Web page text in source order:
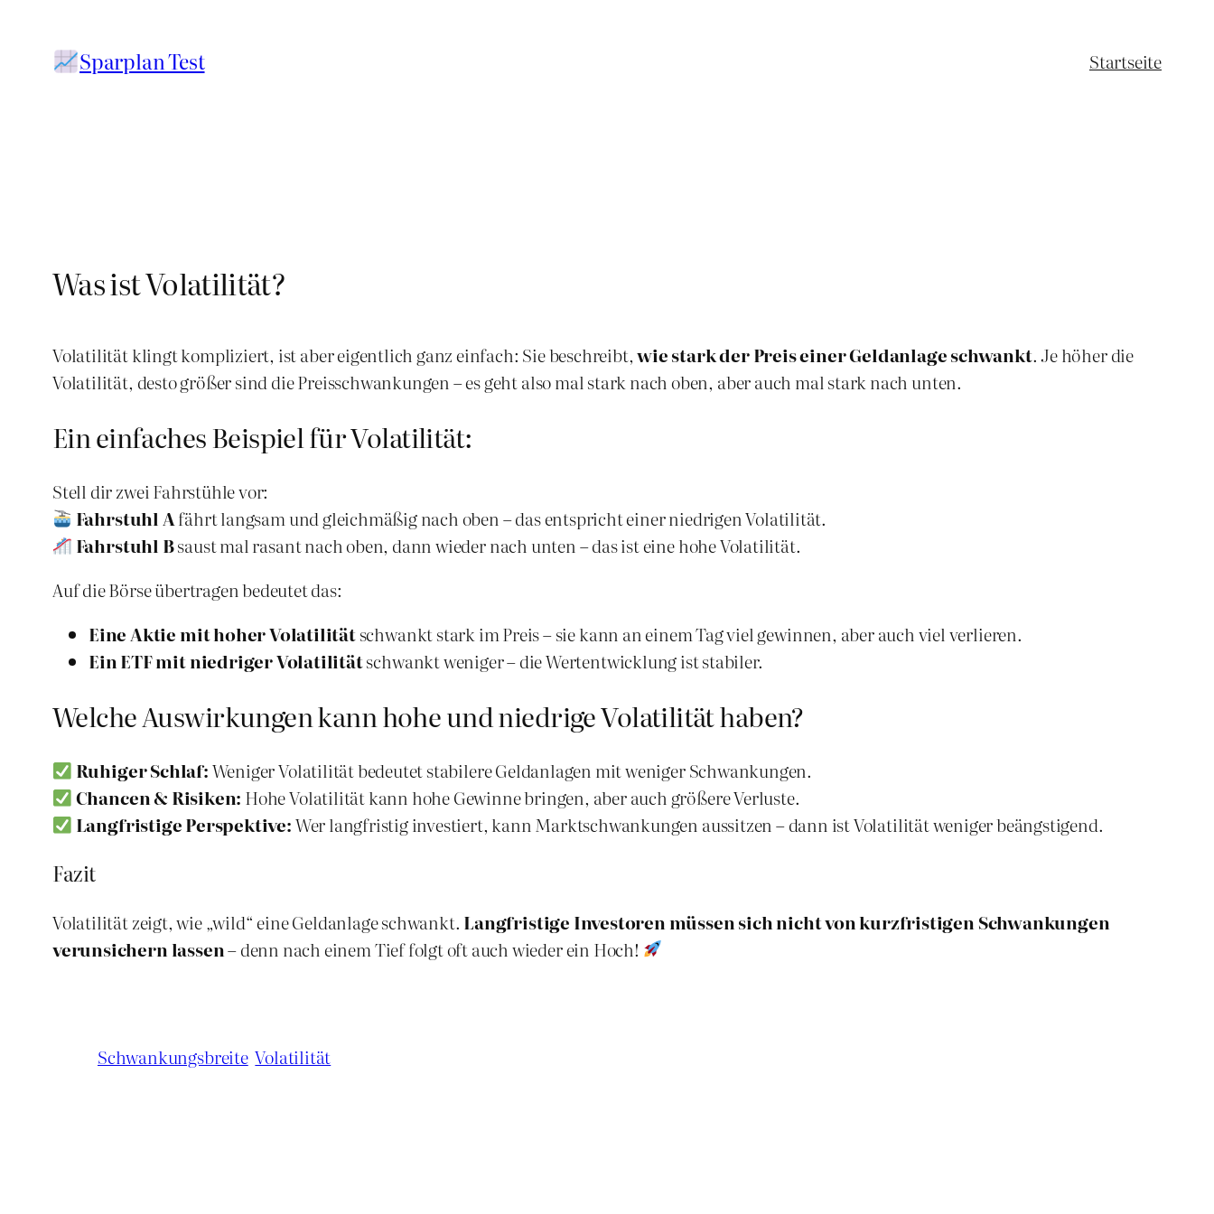
springen Sparplan Test Startseite
Was ist Volatilität?
Volatilität klingt kompliziert, ist aber eigentlich ganz einfach: Sie beschreibt,wie stark der Preis einer Geldanlage schwankt. Je höher die
Volatilität, desto größer sind die Preisschwankungen – es geht also mal stark nach oben, aber auch mal stark nach unten.
Ein einfaches Beispiel für Volatilität:
Stell dir zwei Fahrstühle vor:
Fahrstuhl Afährt langsam und gleichmäßig nach oben – das entspricht einer niedrigen Volatilität.
Fahrstuhl Bsaust mal rasant nach oben, dann wieder nach unten – das ist eine hohe Volatilität.
Auf die Börse übertragen bedeutet das:
Eine Aktie mit hoher Volatilitätschwankt stark im Preis – sie kann an einem Tag viel gewinnen, aber auch viel verlieren.
Ein ETF mit niedriger Volatilitätschwankt weniger – die Wertentwicklung ist stabiler.
Welche Auswirkungen kann hohe und niedrige Volatilität haben?
Ruhiger Schlaf:Weniger Volatilität bedeutet stabilere Geldanlagen mit weniger Schwankungen.
Chancen & Risiken: Hohe Volatilität kann hohe Gewinne bringen, aber auch größere Verluste.
Langfristige Perspektive:Wer langfristig investiert, kann Marktschwankungen aussitzen – dann ist Volatilität weniger beängstigend.
Fazit
Volatilität zeigt, wie „wild“ eine Geldanlage schwankt. Langfristige Investoren müssen sich nicht von kurzfristigen Schwankungen
verunsichern lassen– denn nach einem Tief folgt oft auch wieder ein Hoch!
Schwankungsbreite Volatilität